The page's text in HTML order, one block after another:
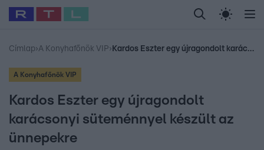
Legfrissebb RTL Híradó Randi Celeb vagyok,
Babits Marcella Most Wanted Gallusz
Címlap›A Konyhafőnök VIP› Kardos Eszter egy újragondolt karácsonyi süteménnyel készült az ünnepekre
A Konyhafőnök VIP
Kardos Eszter egy újragondolt
karácsonyi süteménnyel készült az
ünnepekre